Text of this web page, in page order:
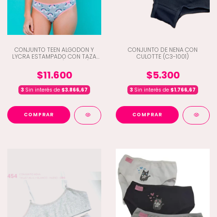
CONJUNTO TEEN ALGODON Y
LYCRA ESTAMPADO CON TAZA
$11.600
3 Sin interés de $3.866,67
COMPRAR
CONJUNTO DE NENA CON
CULOTTE (C3-1001)
$5.300
3 Sin interés de $1.766,67
COMPRAR